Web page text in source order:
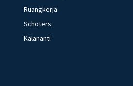
Ruangkerja
Schoters
Kalananti